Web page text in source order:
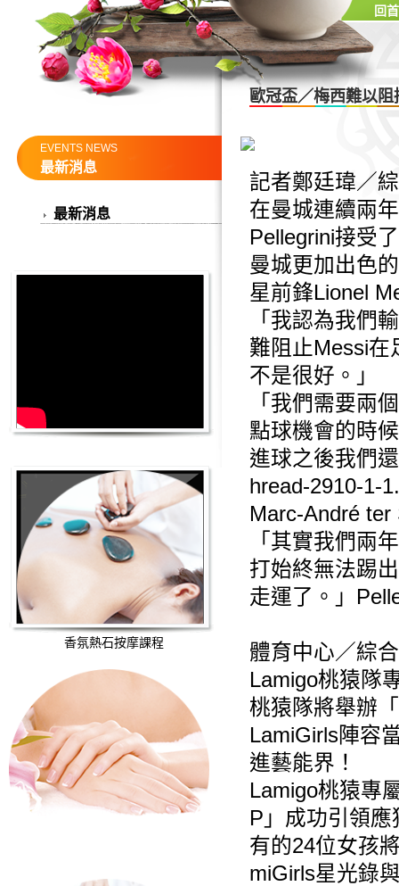
回
EVENTS NEWS
最新消息
最新消息
香氛熱石按摩課程
歐冠盃／梅西難以
記者鄭廷瑋／
在曼城連續兩
Pellegrini接受
曼城更加出色
星前鋒Lionel
「我認為我們
難阻止Messi在
不是很好。」
「我們需要兩
點球機會的時
進球之後我們
hread-2910-1-
Marc-André
「其實我們兩
打始終無法踢
走運了。」
體育中心／綜
Lamigo桃猿隊
桃猿隊將舉辦
LamiGirls陣容
進藝能界！
Lamigo桃猿專
P」成功引領應
有的24位女孩
miGirls星光錄